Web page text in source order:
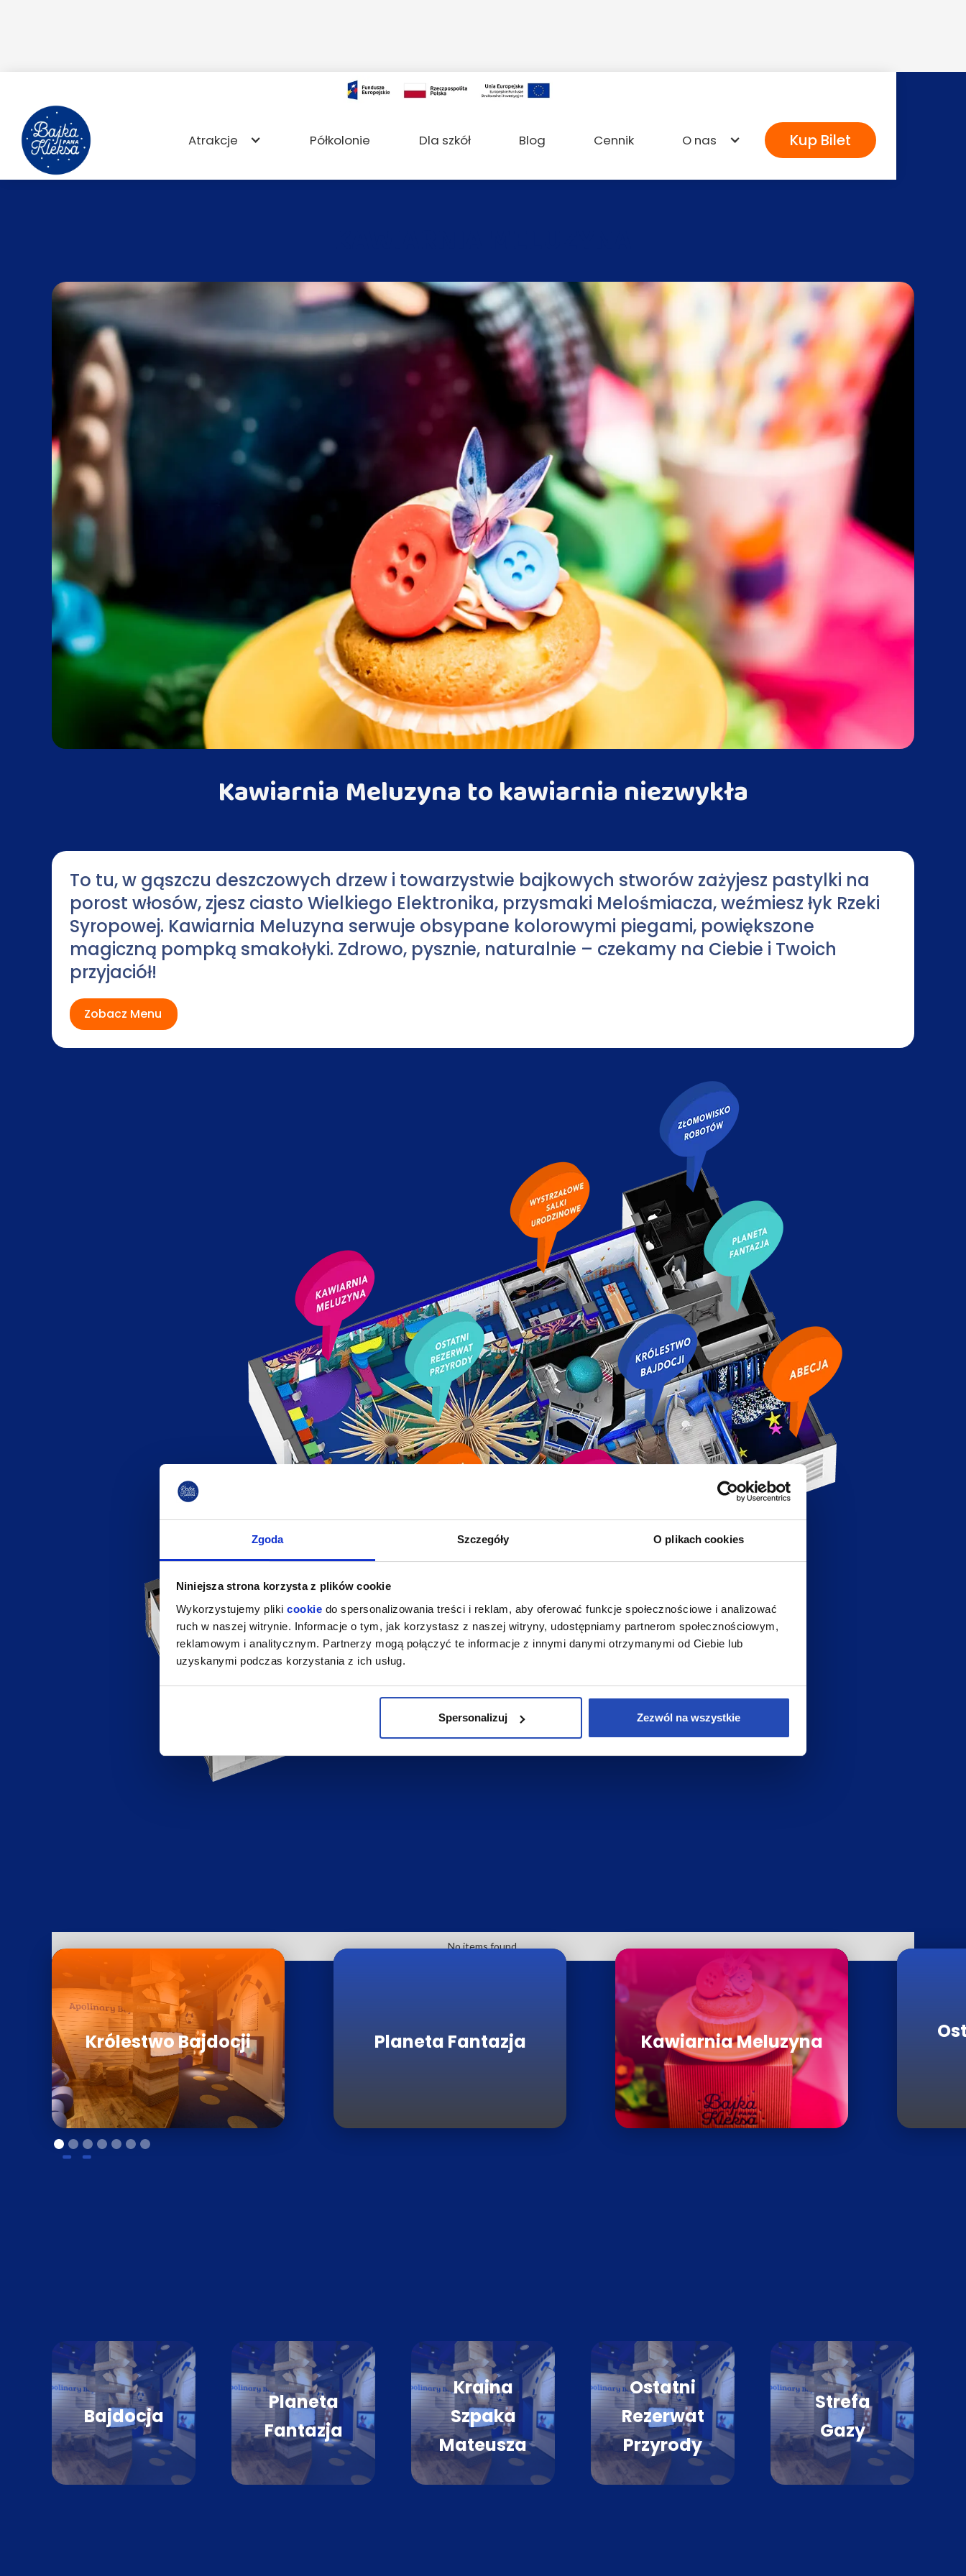
Zgoda Szczegóły O plikach cookies
Niniejsza strona korzysta z plików cookie
Wykorzystujemy pliki cookie do spersonalizowania treści i reklam, aby oferować funkcje społecznościowe i analizować
ruch w naszej witrynie. Informacje o tym, jak korzystasz z naszej witryny, udostępniamy partnerom społecznościowym,
reklamowym i analitycznym. Partnerzy mogą połączyć te informacje z innymi danymi otrzymanymi od Ciebie lub
uzyskanymi podczas korzystania z ich usług.
Spersonalizuj Zezwól na wszystkie
Atrakcje Półkolonie Dla szkół Blog Cennik O nas Kup Bilet
Kawiarnia Meluzyna to kawiarnia niezwykła
To tu, w gąszczu deszczowych drzew i towarzystwie bajkowych stworów zażyjesz pastylki na
porost włosów, zjesz ciasto Wielkiego Elektronika, przysmaki Melośmiacza, weźmiesz łyk Rzeki
Syropowej. Kawiarnia Meluzyna serwuje obsypane kolorowymi piegami, powiększone
magiczną pompką smakołyki. Zdrowo, pysznie, naturalnie – czekamy na Ciebie i Twoich
przyjaciół!
Zobacz Menu
No items found.
Królestwo Bajdocji Planeta Fantazja Kawiarnia Meluzyna
Bajdocja
Planeta
Fantazja
Kraina
Szpaka
Mateusza
Ostatni
Rezerwat
Przyrody
Strefa
Gazy